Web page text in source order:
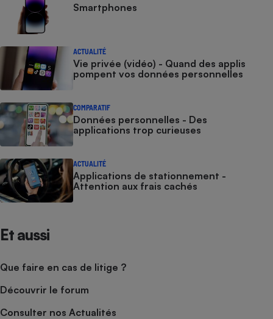
Smartphones
ACTUALITÉ
Vie privée (vidéo) - Quand des applis
pompent vos données personnelles
COMPARATIF
Données personnelles - Des
applications trop curieuses
ACTUALITÉ
Applications de stationnement -
Attention aux frais cachés
Et aussi
Que faire en cas de litige ?
Découvrir le forum
Consulter nos Actualités